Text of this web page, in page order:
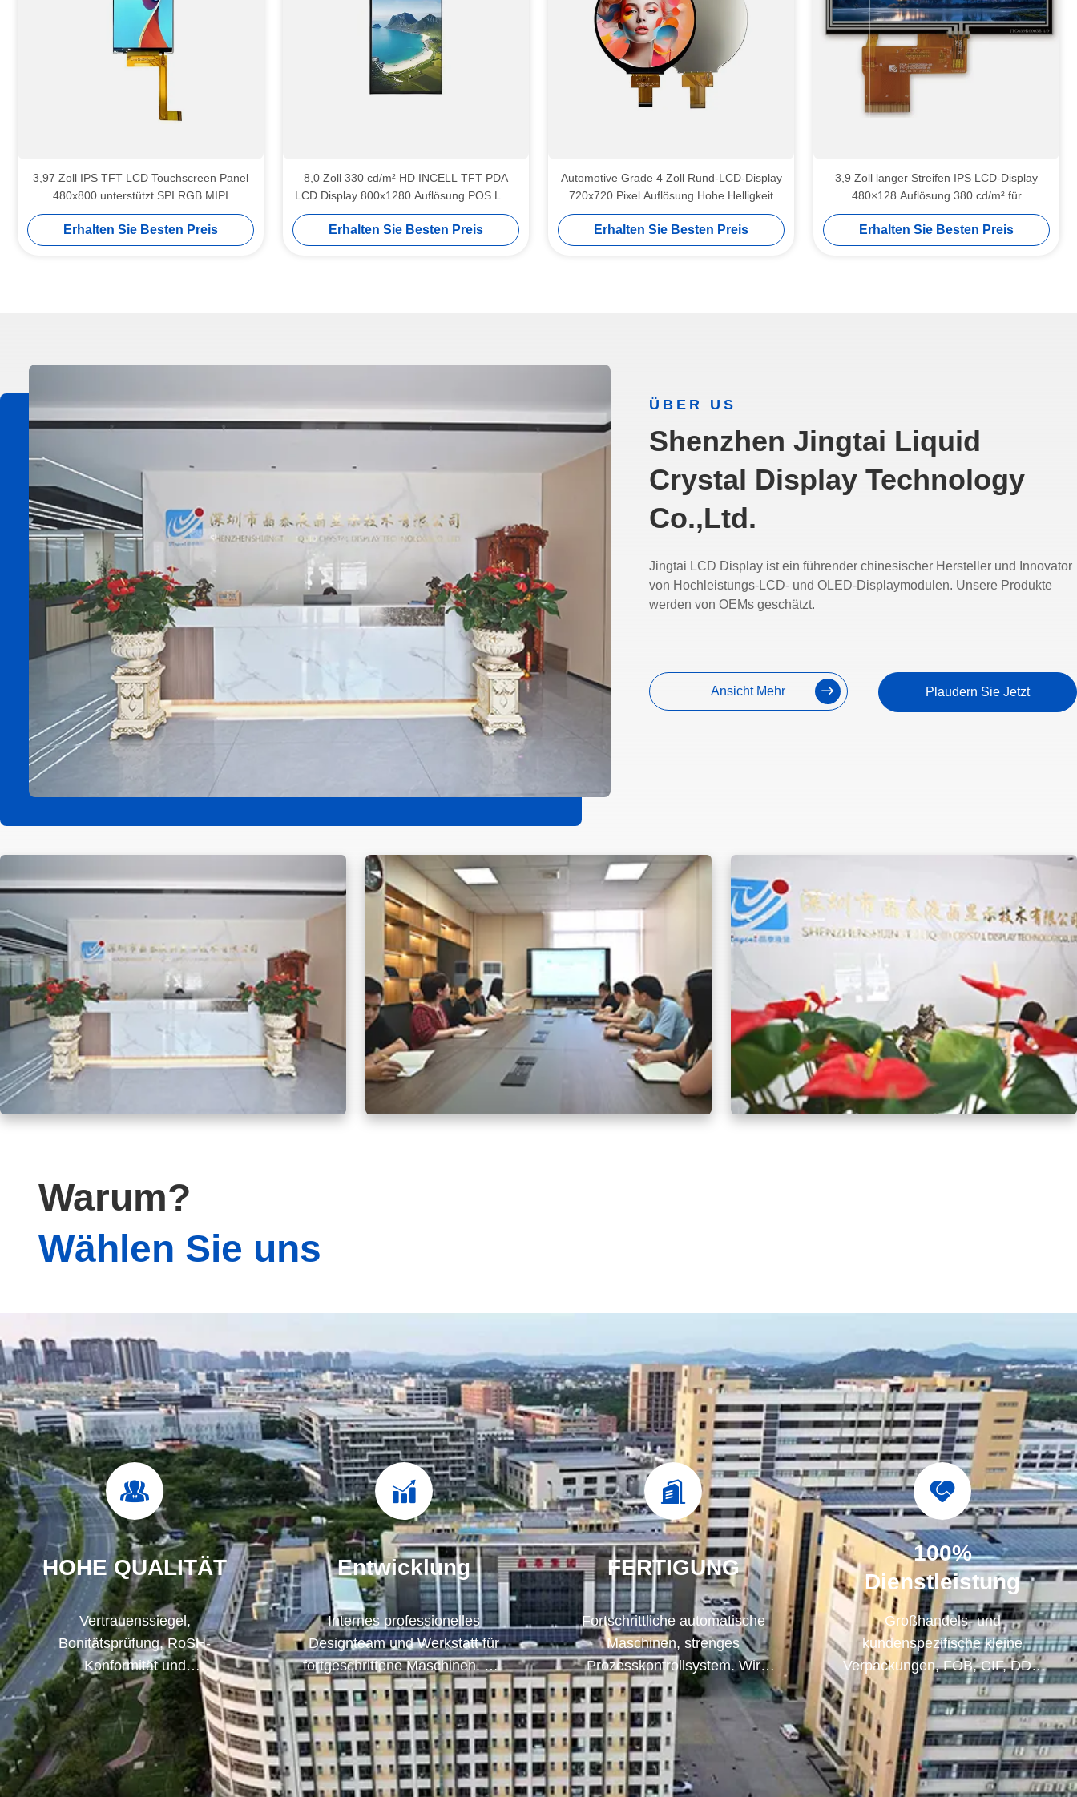
3,97 Zoll IPS TFT LCD Touchscreen Panel
480x800 unterstützt SPI RGB MIPI
Schnittstellen
Erhalten Sie Besten Preis
8,0 Zoll 330 cd/m² HD INCELL TFT PDA
LCD Display 800x1280 Auflösung POS LCD
Bildschirm
Erhalten Sie Besten Preis
Automotive Grade 4 Zoll Rund-LCD-Display
720x720 Pixel Auflösung Hohe Helligkeit
Erhalten Sie Besten Preis
3,9 Zoll langer Streifen IPS LCD-Display
480×128 Auflösung 380 cd/m² für
industrielle Steuerung
Erhalten Sie Besten Preis
ÜBER US
Shenzhen Jingtai Liquid
Crystal Display Technology
Co.,Ltd.
Jingtai LCD Display ist ein führender chinesischer Hersteller und Innovator
von Hochleistungs-LCD- und OLED-Displaymodulen. Unsere Produkte
werden von OEMs geschätzt.
Ansicht Mehr Plaudern Sie Jetzt
Warum?
Wählen Sie uns
HOHE QUALITÄT
Vertrauenssiegel,
Bonitätsprüfung, RoSH-
Konformität und
Lieferantenbewertung. Das
Unternehmen verfügt über ein
strenges Qualitätskontrollsystem
und ein professionelles
Testlabor.
Entwicklung
Internes professionelles
Designteam und Werkstatt für
fortgeschrittene Maschinen. Wir
können zusammenarbeiten, um
die Produkte zu entwickeln, die
Sie brauchen.
FERTIGUNG
Fortschrittliche automatische
Maschinen, strenges
Prozesskontrollsystem. Wir
können alle elektrischen
Klemmen nach Ihren
Anforderungen fertigen.
100%
Dienstleistung
Großhandels- und
kundenspezifische kleine
Verpackungen, FOB, CIF, DDU
und DDP. Lassen Sie uns Ihnen
helfen, die beste Lösung für all
Ihre Sorgen zu finden.